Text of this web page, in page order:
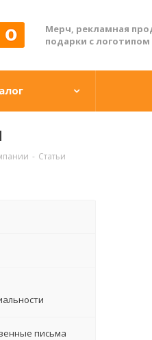
Мерч, рекламная
подарки с логотипом
- Статьи
письма